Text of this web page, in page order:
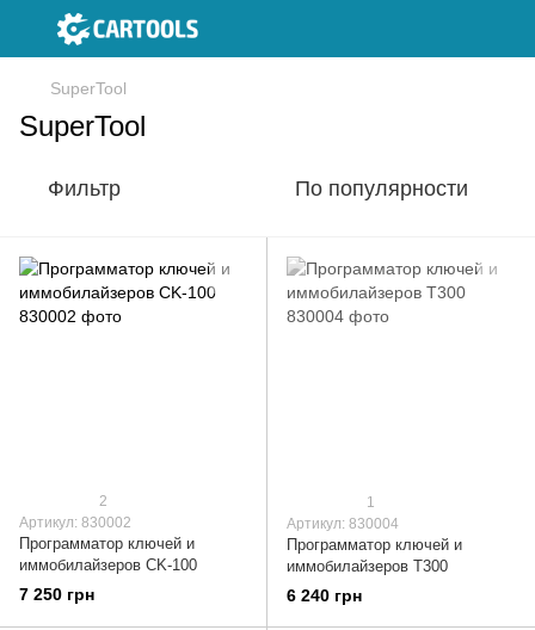
SuperTool
SuperTool
Фильтр По популярности
2
Артикул: 830002
Программатор ключей и
иммобилайзеров CK-100
7 250 грн
1
Артикул: 830004
Программатор ключей и
иммобилайзеров T300
6 240 грн